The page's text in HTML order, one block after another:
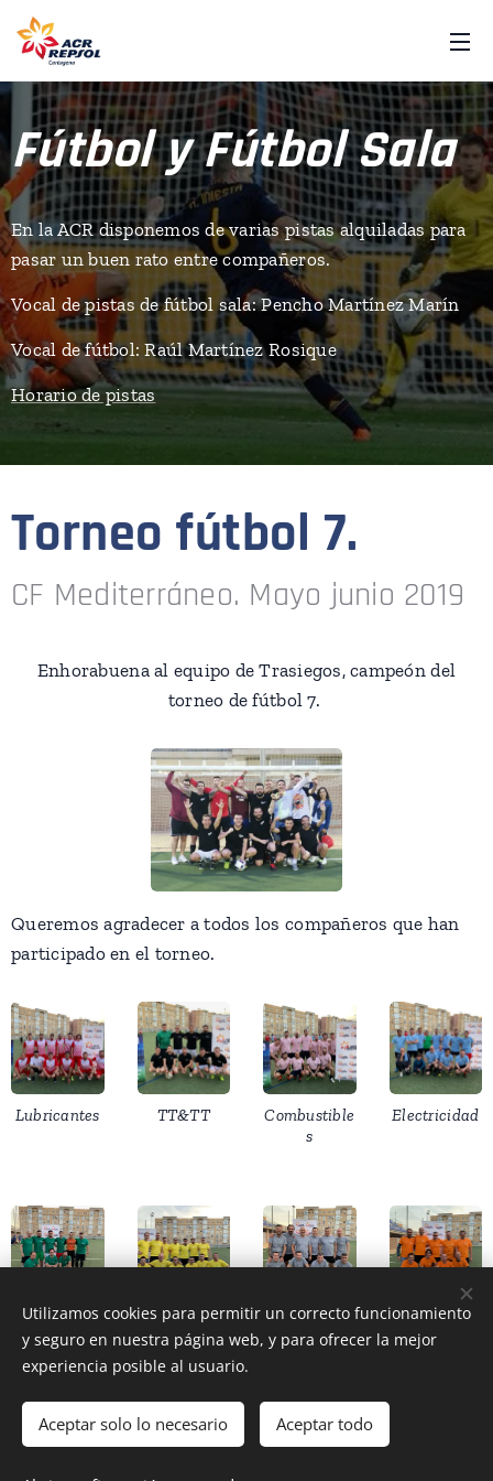
Fútbol y Fútbol Sala
En la ACR disponemos de varias pistas alquiladas para
pasar un buen rato entre compañeros.
Vocal de pistas de fútbol sala: Pencho Martínez Marín
Vocal de fútbol: Raúl Martínez Rosique
Horario de pistas
Torneo fútbol 7.
CF Mediterráneo. Mayo junio 2019
Enhorabuena al equipo de Trasiegos, campeón del
torneo de fútbol 7.
Queremos agradecer a todos los compañeros que han
participado en el torneo.
Lubricantes TT&TT
Combustible
s
Electricidad
Instrumenta
ción
Energías HDTY Fiabilidad
Utilizamos cookies para permitir un correcto funcionamiento
y seguro en nuestra página web, y para ofrecer la mejor
experiencia posible al usuario.
Aceptar solo lo necesario Aceptar todo